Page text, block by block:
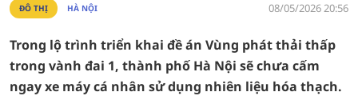
ĐÔ THỊ HÀ NỘI 08/05/2026 20:56
Trong lộ trình triển khai đề án Vùng phát thải thấp
trong vành đai 1, thành phố Hà Nội sẽ chưa cấm
ngay xe máy cá nhân sử dụng nhiên liệu hóa thạch.